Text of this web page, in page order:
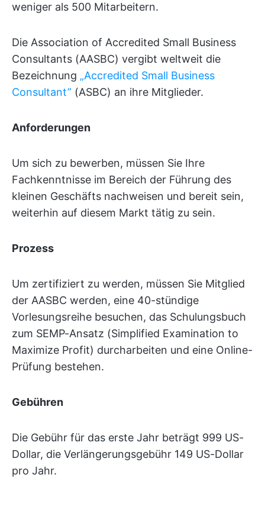
weniger als 500 Mitarbeitern.
Die Association of Accredited Small Business
Consultants (AASBC) vergibt weltweit die
Bezeichnung „Accredited Small Business
Consultant” (ASBC) an ihre Mitglieder.
Anforderungen
Um sich zu bewerben, müssen Sie Ihre
Fachkenntnisse im Bereich der Führung des
kleinen Geschäfts nachweisen und bereit sein,
weiterhin auf diesem Markt tätig zu sein.
Prozess
Um zertifiziert zu werden, müssen Sie Mitglied
der AASBC werden, eine 40-stündige
Vorlesungsreihe besuchen, das Schulungsbuch
zum SEMP-Ansatz (Simplified Examination to
Maximize Profit) durcharbeiten und eine Online-
Prüfung bestehen.
Gebühren
Die Gebühr für das erste Jahr beträgt 999 US-
Dollar, die Verlängerungsgebühr 149 US-Dollar
pro Jahr.